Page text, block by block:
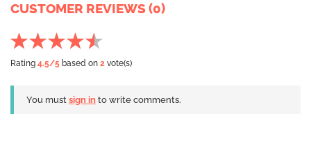
CUSTOMER REVIEWS (0)
Rating 4.5/5 based on 2 vote(s)
You must sign in to write comments.